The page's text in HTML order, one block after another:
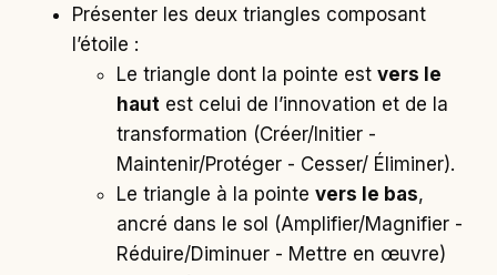
Présenter les deux triangles composant
l’étoile :
Le triangle dont la pointe est vers le
haut est celui de l’innovation et de la
transformation (Créer/Initier -
Maintenir/Protéger - Cesser/ Éliminer).
Le triangle à la pointe vers le bas,
ancré dans le sol (Amplifier/Magnifier -
Réduire/Diminuer - Mettre en œuvre)